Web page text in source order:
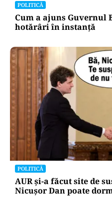
POLITICĂ
Cum a ajuns Guvernul
hotărâri în instanță
POLITICĂ
AUR și-a făcut site de
Nicușor Dan poate